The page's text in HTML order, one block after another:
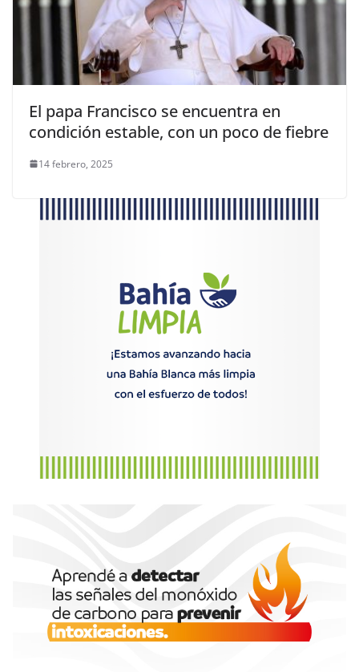
El papa Francisco se encuentra en
condición estable, con un poco de fiebre
14 febrero, 2025